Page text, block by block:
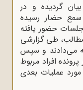
گردیده و در
حضار رسیده
حضور یافته
طی گزارشی
می‌دادند و سپس
افراد مربوط
عملیات بعدی